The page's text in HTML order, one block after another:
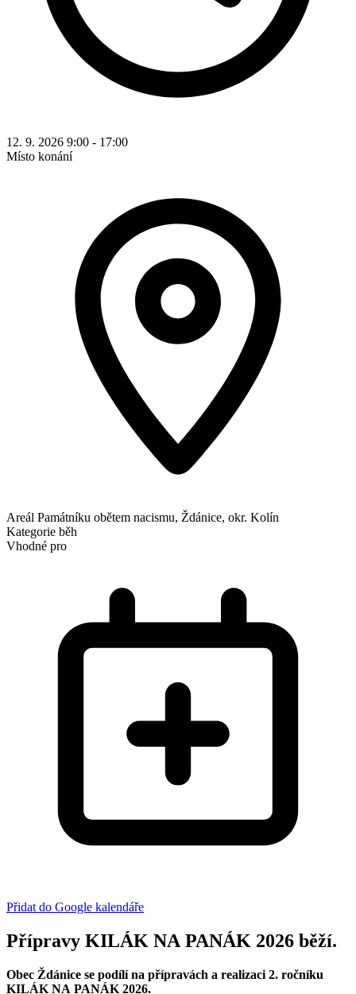
12. 9. 2026 9:00 - 17:00
Místo konání
Areál Památníku obětem nacismu, Ždánice, okr. Kolín
Kategorie běh
Vhodné pro
Přidat do Google kalendáře
Přípravy KILÁK NA PANÁK 2026 běží.
Obec Ždánice se podílí na přípravách a realizaci 2. ročníku
KILÁK NA PANÁK 2026.